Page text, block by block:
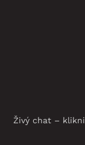
Živý chat –